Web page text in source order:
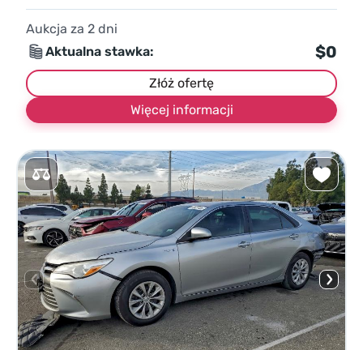
Aukcja za 2 dni
Aktualna stawka:
$0
Złóż ofertę
Więcej informacji